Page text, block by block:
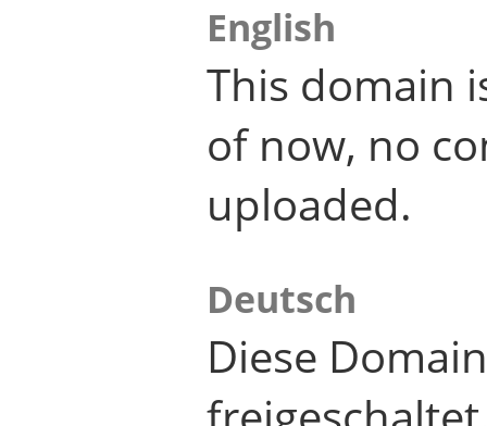
English
This domain
of now, no
uploaded.
Deutsch
Diese